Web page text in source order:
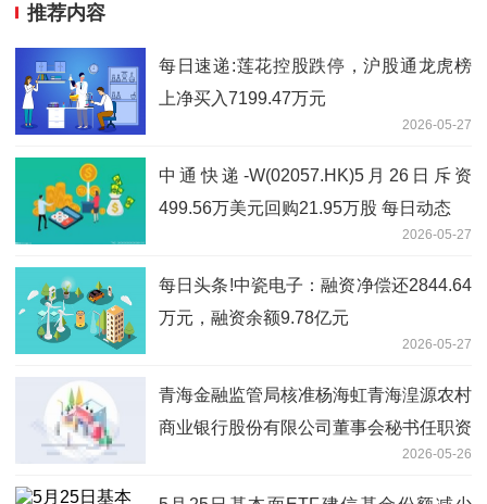
推荐内容
每日速递:莲花控股跌停，沪股通龙虎榜
上净买入7199.47万元
2026-05-27
中通快递-W(02057.HK)5月26日斥资
499.56万美元回购21.95万股 每日动态
2026-05-27
每日头条!中瓷电子：融资净偿还2844.64
万元，融资余额9.78亿元
2026-05-27
青海金融监管局核准杨海虹青海湟源农村
商业银行股份有限公司董事会秘书任职资
2026-05-26